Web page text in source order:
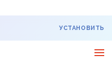
УСТАНОВИТЬ